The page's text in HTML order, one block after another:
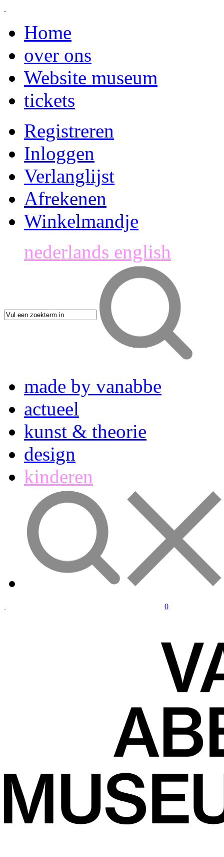
Home
over ons
Website museum
tickets
Registreren
Inloggen
Verlanglijst
Afrekenen
Winkelmandje
nederlands english
made by vanabbe
actueel
kunst & theorie
design
kinderen
0